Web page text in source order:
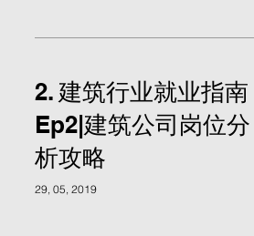
2. 建筑行业就业指南
Ep2|建筑公司岗位分
析攻略
29, 05, 2019